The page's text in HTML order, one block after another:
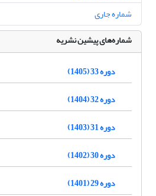
شماره جاری
شماره‌های پیشین نشریه
دوره 33 (1405)
دوره 32 (1404)
دوره 31 (1403)
دوره 30 (1402)
دوره 29 (1401)